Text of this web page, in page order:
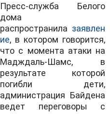
Пресс-служба Белого
дома
распространила заявлен
ие, в котором говорится,
что с момента атаки на
Мадждаль-Шамс, в
результате которой
погибли дети,
администрация Байдена
ведет переговоры с